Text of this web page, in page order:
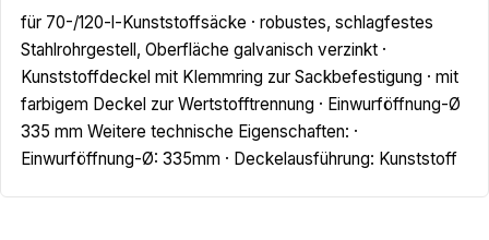
für 70-/120-l-Kunststoffsäcke · robustes, schlagfestes
Stahlrohrgestell, Oberfläche galvanisch verzinkt ·
Kunststoffdeckel mit Klemmring zur Sackbefestigung · mit
farbigem Deckel zur Wertstofftrennung · Einwurföffnung-Ø
335 mm Weitere technische Eigenschaften: ·
Einwurföffnung-Ø: 335mm · Deckelausführung: Kunststoff